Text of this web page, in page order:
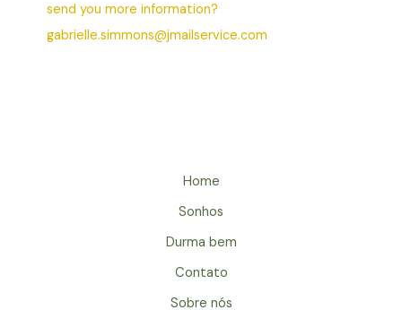
send you more information?
gabrielle.simmons@jmailservice.com
Home
Sonhos
Durma bem
Contato
Sobre nós